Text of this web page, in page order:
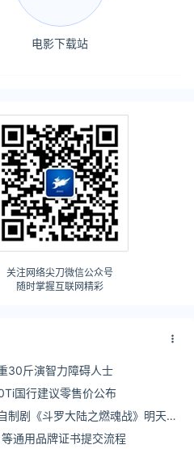
电影下载站
关注网络尖刀微信公众号
随时掌握互联网精彩
30斤演智力障碍人士
国行建议零售价公布
制剧《斗罗大陆之燃魂战》明天首
通用品牌证书提交流程